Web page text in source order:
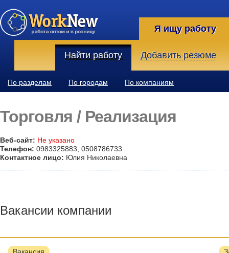
Я ищу работу
Найти работу Добавить резюме
По разделам По городам По компаниям
Торговля / Реализация
Веб-сайт: Не указано
Телефон: 0983325883, 0508786733
Контактное лицо: Юлия Николаевна
Вакансии компании